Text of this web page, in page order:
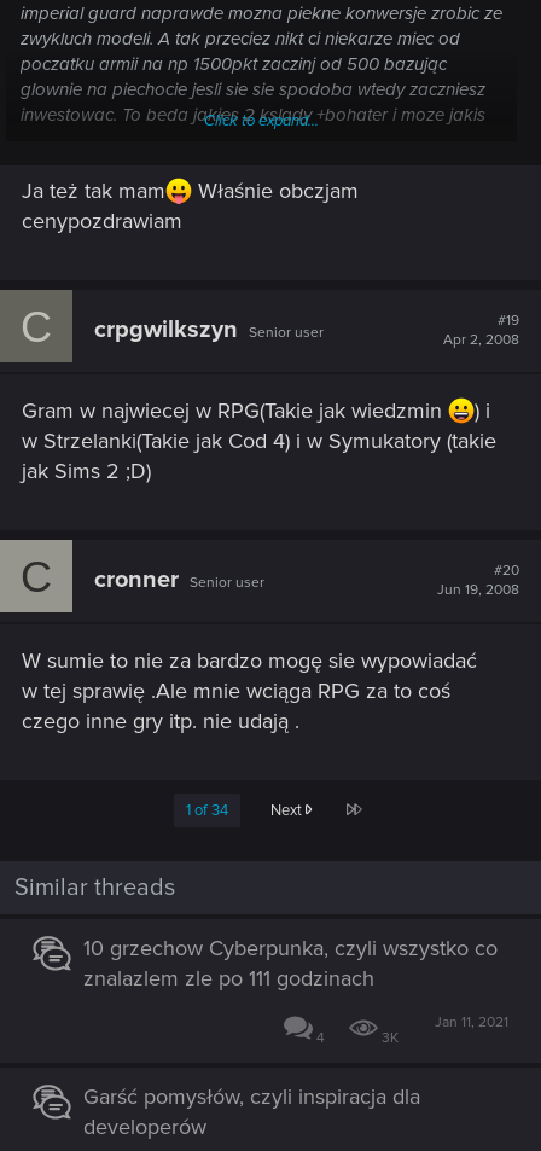
imperial guard naprawde mozna piekne konwersje zrobic ze
zwykluch modeli. A tak przeciez nikt ci niekarze miec od
poczatku armii na np 1500pkt zaczinj od 500 bazując
glownie na piechocie jesli sie sie spodoba wtedy zaczniesz
inwestowac. To beda jakies 2 kslady +bohater i moze jakis
40k to hardkorowcy co maja manie na pkt adekwatnosci
figurek( to znaczy ze postac ma to co widac i nicholery nic
Click to expand...
Ja też tak mam
Właśnie obczjam
cenypozdrawiam
C crpgwilkszyn Senior user
#19
Apr 2, 2008
Gram w najwiecej w RPG(Takie jak wiedzmin
) i
w Strzelanki(Takie jak Cod 4) i w Symukatory (takie
jak Sims 2 ;D)
C cronner Senior user
#20
Jun 19, 2008
W sumie to nie za bardzo mogę sie wypowiadać
w tej sprawię .Ale mnie wciąga RPG za to coś
czego inne gry itp. nie udają .
1 of 34 Next Last
Similar threads
10 grzechow Cyberpunka, czyli wszystko co
znalazlem zle po 111 godzinach
4 3K
Jan 11, 2021
Garść pomysłów, czyli inspiracja dla
developerów